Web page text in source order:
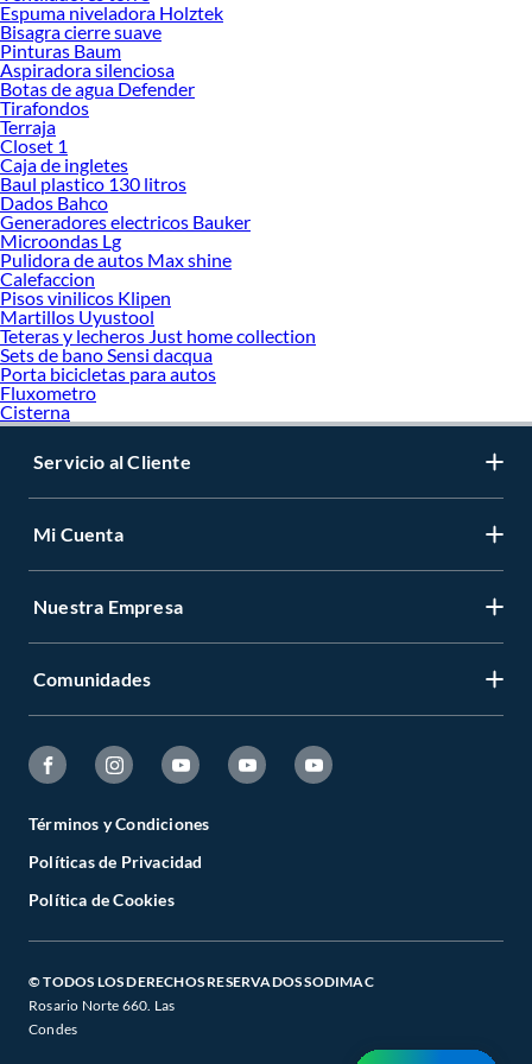
Espuma niveladora Holztek
Bisagra cierre suave
Pinturas Baum
Aspiradora silenciosa
Botas de agua Defender
Tirafondos
Terraja
Closet 1
Caja de ingletes
Baul plastico 130 litros
Dados Bahco
Generadores electricos Bauker
Microondas Lg
Pulidora de autos Max shine
Calefaccion
Pisos vinilicos Klipen
Martillos Uyustool
Teteras y lecheros Just home collection
Sets de bano Sensi dacqua
Porta bicicletas para autos
Fluxometro
Cisterna
Servicio al Cliente
Mi Cuenta
Nuestra Empresa
Comunidades
Términos y Condiciones
Políticas de Privacidad
Política de Cookies
© TODOS LOS DERECHOS RESERVADOS SODIMAC
Rosario Norte 660. Las
Condes